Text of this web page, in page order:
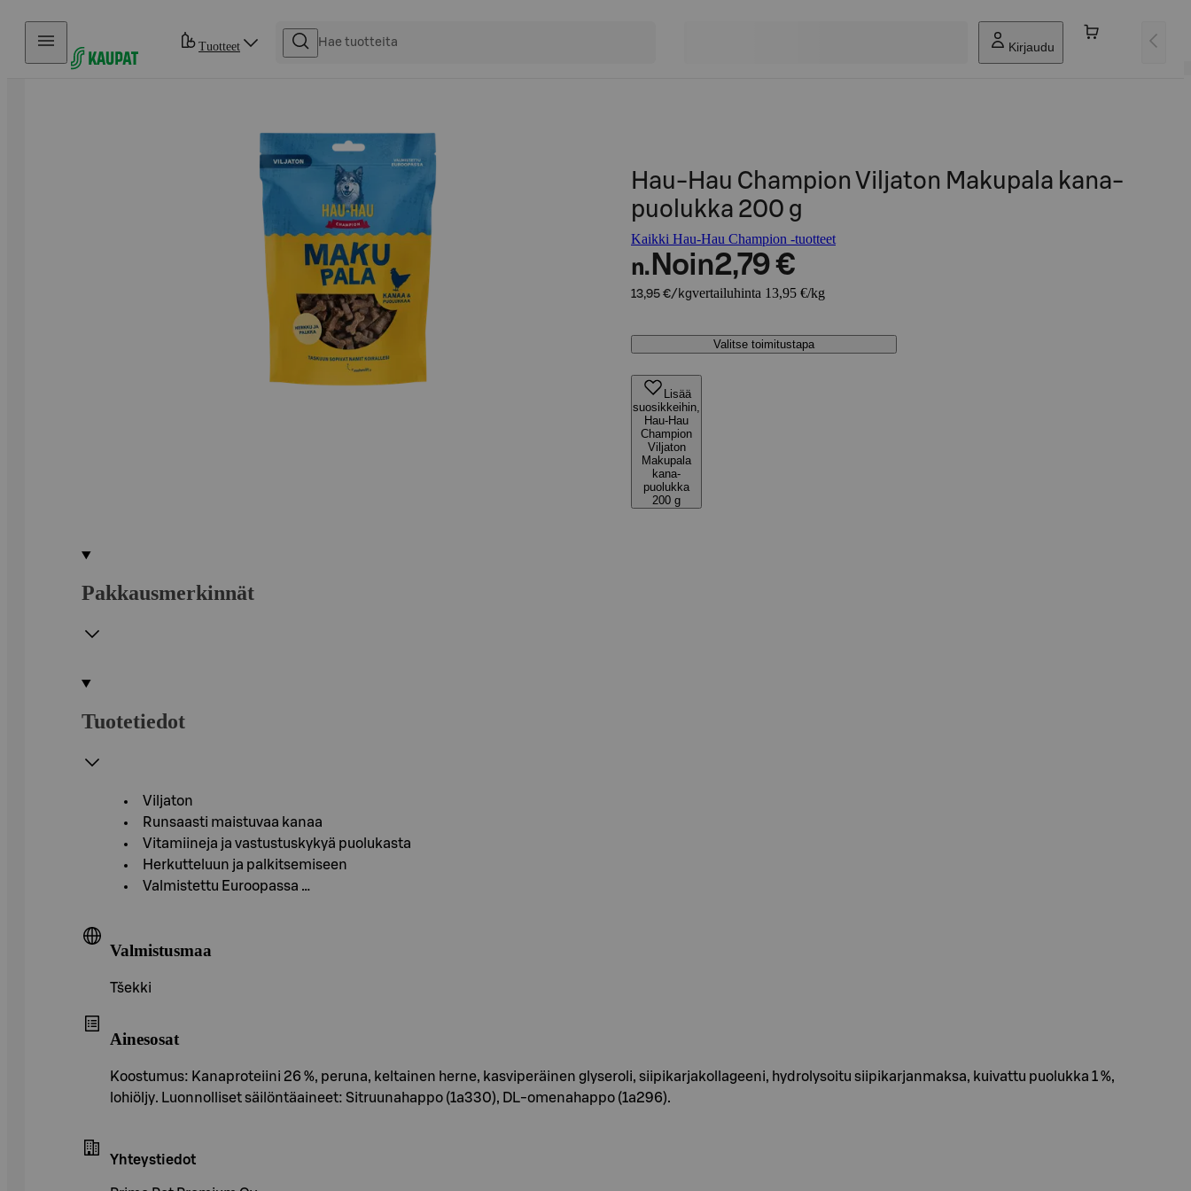
Hyppää sisältöön
Tuotteet Kirjaudu
Hau-Hau Champion Viljaton Makupala kana-
puolukka 200 g
Kaikki Hau-Hau Champion -tuotteet
n. Noin2,79 €
13,95 €/kgvertailuhinta 13,95 €/kg
Valitse toimitustapa
Lisää
suosikkeihin,
Hau-Hau
Champion
Viljaton
Makupala
kana-
puolukka
200 g
Pakkausmerkinnät
Tuotetiedot
Viljaton
Runsaasti maistuvaa kanaa
Vitamiineja ja vastustuskykyä puolukasta
Herkutteluun ja palkitsemiseen
Valmistettu Euroopassa …
Valmistusmaa
Tšekki
Ainesosat
Koostumus: Kanaproteiini 26 %, peruna, keltainen herne, kasviperäinen glyseroli, siipikarjakollageeni, hydrolysoitu siipikarjanmaksa, kuivattu puolukka 1 %,
lohiöljy. Luonnolliset säilöntäaineet: Sitruunahappo (1a330), DL-omenahappo (1a296).
Yhteystiedot